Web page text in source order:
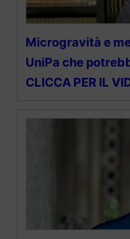
Microgravità e
UniPa che
CLICCA PER IL